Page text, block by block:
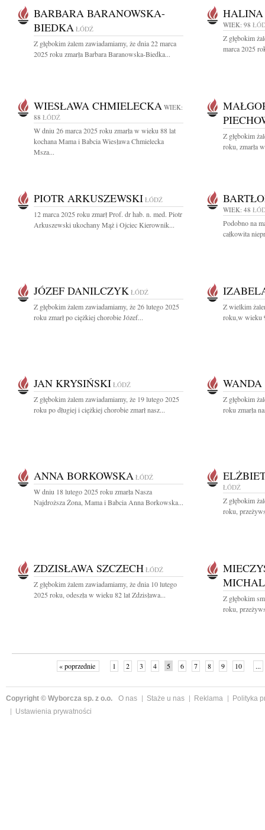
BARBARA BARANOWSKA-
BIEDKA ŁÓDŹ
Z głębokim żalem zawiadamiamy, że dnia 22 marca
2025 roku zmarła Barbara Baranowska-Biedka...
HALINA
WIEK: 98
Z głębokim
marca 2025
WIESŁAWA CHMIELECKA WIEK:
88 ŁÓDŹ
W dniu 26 marca 2025 roku zmarła w wieku 88 lat
kochana Mama i Babcia Wiesława Chmielecka
Msza...
Z głębokim
roku, zmarła
PIOTR ARKUSZEWSKI ŁÓDŹ
12 marca 2025 roku zmarł Prof. dr hab. n. med. Piotr
Arkuszewski ukochany Mąż i Ojciec Kierownik...
WIEK: 48
Podobno na
całkowita
JÓZEF DANILCZYK ŁÓDŹ
Z głębokim żalem zawiadamiamy, że 26 lutego 2025
roku zmarł po ciężkiej chorobie Józef...
Z wielkim
roku,w wieku
JAN KRYSIŃSKI ŁÓDŹ
Z głębokim żalem zawiadamiamy, że 19 lutego 2025
roku po długiej i ciężkiej chorobie zmarł nasz...
Z głębokim
roku zmarła
ANNA BORKOWSKA ŁÓDŹ
W dniu 18 lutego 2025 roku zmarła Nasza
Najdroższa Żona, Mama i Babcia Anna Borkowska...
ŁÓDŹ
Z głębokim
roku,
ZDZISŁAWA SZCZECH ŁÓDŹ
Z głębokim żalem zawiadamiamy, że dnia 10 lutego
2025 roku, odeszła w wieku 82 lat Zdzisława...
Z głębokim
roku,
« poprzednie 1 2 3 4 5 6 7 8 9 10 ...
Copyright © Wyborcza sp. z o.o. O nas Staże u nas Reklama
Polityka
Ustawienia prywatności